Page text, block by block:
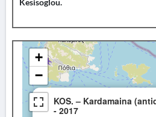
Kesisoglou.
KOS. – Kardamaina
- 2017
+
−